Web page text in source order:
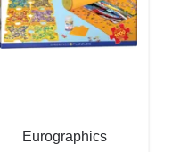
Eurographics